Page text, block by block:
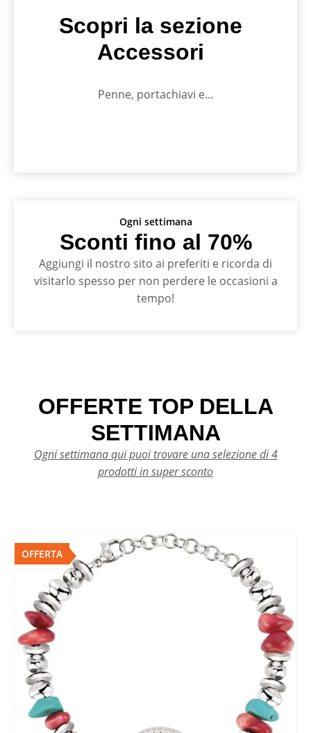
Ogni settimana
Sconti fino al 70%
Aggiungi il nostro sito ai preferiti e ricorda di
visitarlo spesso per non perdere le occasioni a
tempo!
Scopri la sezione
Accessori
Penne, portachiavi e…
OFFERTE TOP DELLA
SETTIMANA
Ogni settimana qui puoi trovare una selezione di 4
prodotti in super sconto
OFFERTA